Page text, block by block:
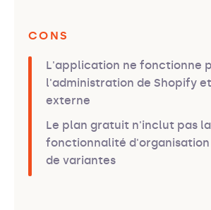
CONS
L'application ne fonctionne
l'administration de Shopify
externe
Le plan gratuit n'inclut pas la
fonctionnalité d'organisation
de variantes